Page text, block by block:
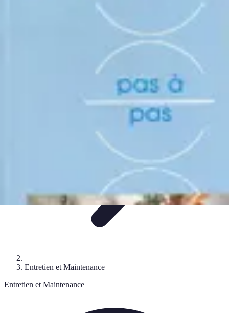
Didacticiels Comparatifs Conseils Pratiques
Entretien et Maintenance
Entretien et Maintenance